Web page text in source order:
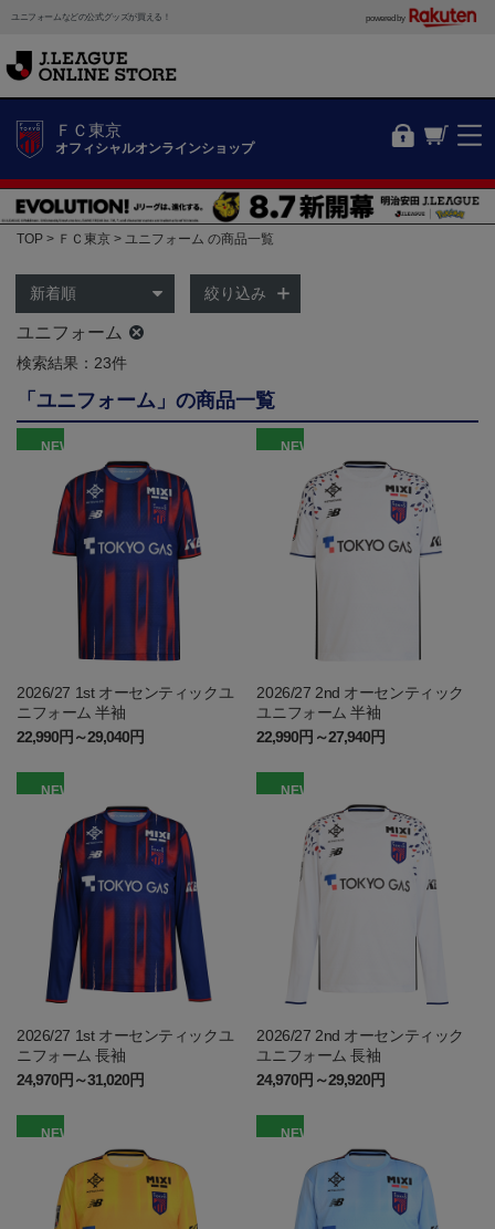
ユニフォームなどの公式グッズが買える！ powered by
ＦＣ東京
オフィシャルオンラインショップ
TOP ＦＣ東京 ユニフォーム の商品一覧
絞り込み
ユニフォーム
検索結果：23件
「ユニフォーム」の商品一覧
NEW
2026/27 1st オーセンティックユ
ニフォーム 半袖
22,990円～29,040円
NEW
2026/27 2nd オーセンティック
ユニフォーム 半袖
22,990円～27,940円
NEW
2026/27 1st オーセンティックユ
ニフォーム 長袖
24,970円～31,020円
NEW
2026/27 2nd オーセンティック
ユニフォーム 長袖
24,970円～29,920円
NEW NEW